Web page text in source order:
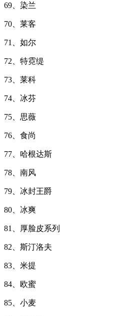
69、染兰
70、莱客
71、如尔
72、特霓缇
73、莱科
74、冰芬
75、思薇
76、食尚
77、哈根达斯
78、南风
79、冰封王爵
80、冰爽
81、厚脸皮系列
82、斯汀洛夫
83、米提
84、欧蜜
85、小麦